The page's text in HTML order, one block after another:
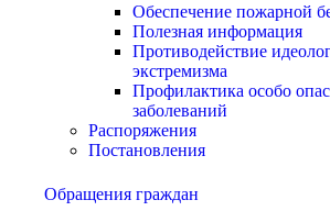
Обеспечение пожарной
Полезная информация
Противодействие
экстремизма
Профилактика особо
заболеваний
Распоряжения
Постановления
Обращения граждан